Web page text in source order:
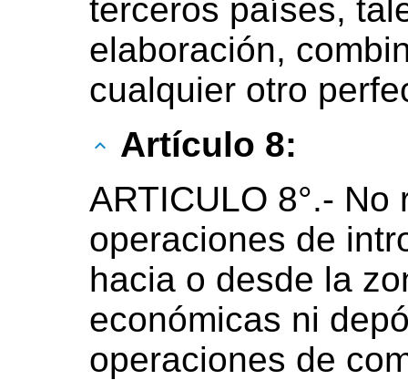
terceros países,
elaboración,
cualquier otro
Artículo 8:
ARTICULO 8°.- No
operaciones de
hacia o desde la
económicas ni
operaciones de